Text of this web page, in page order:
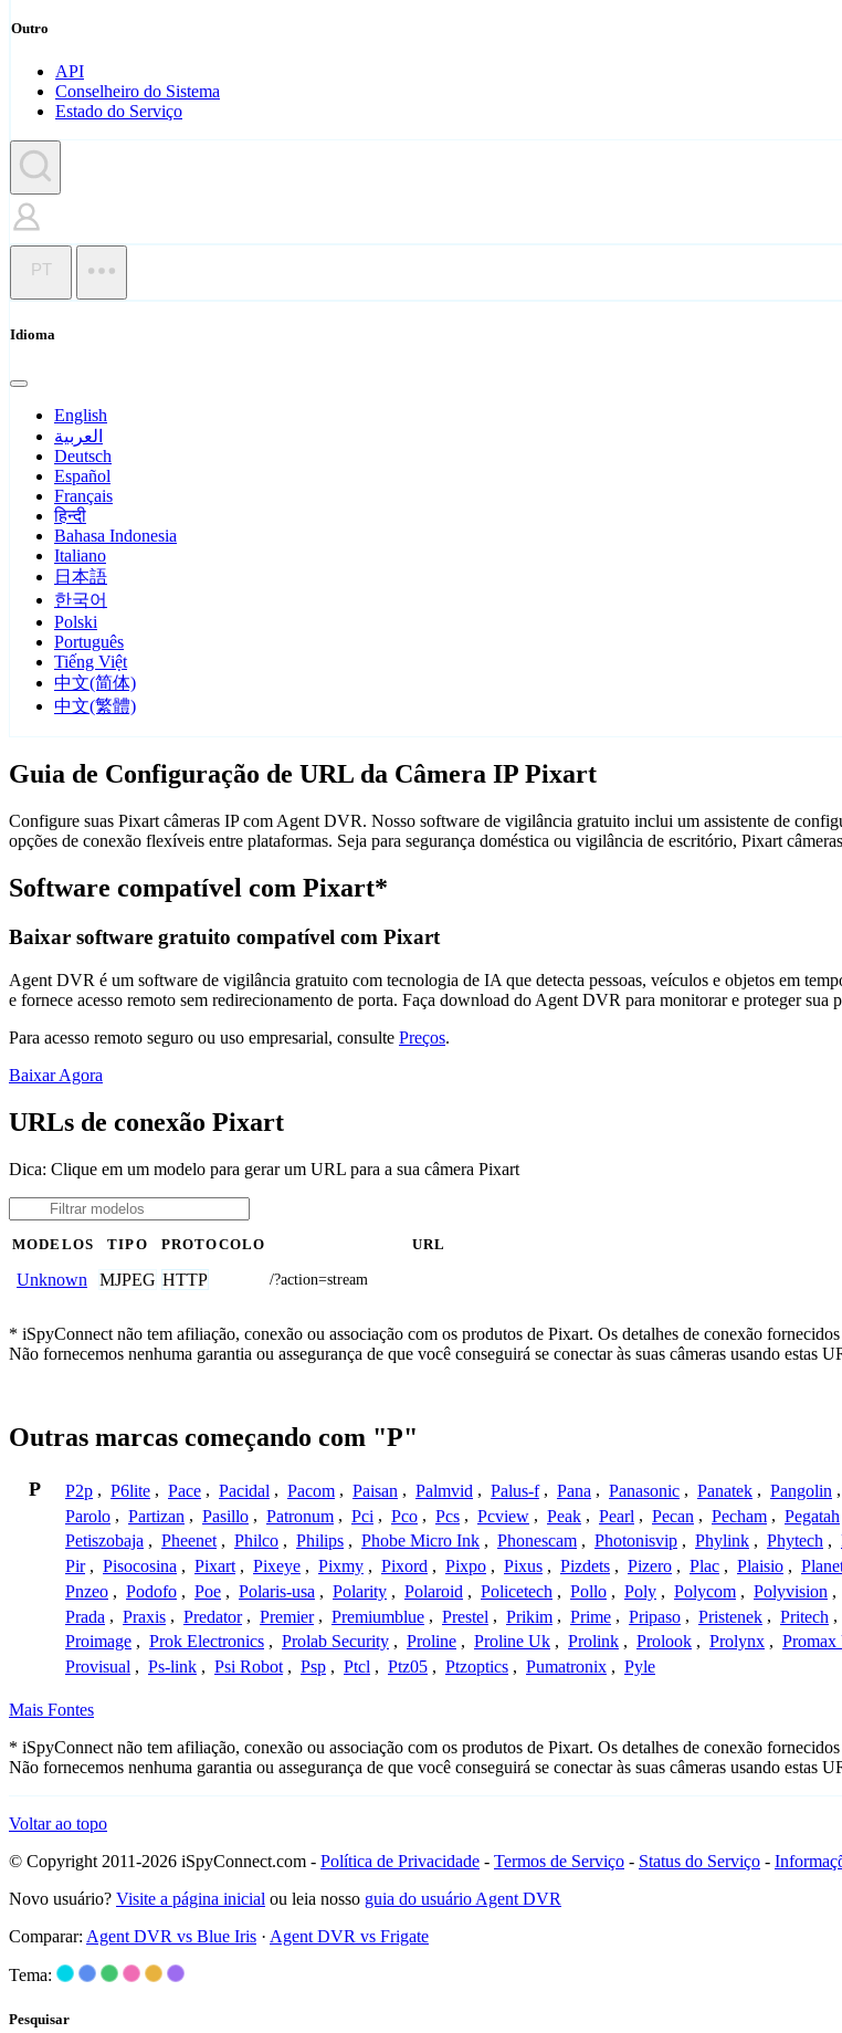
Outro
API
Conselheiro do Sistema
Estado do Serviço
PT
Idioma
English
العربية
Deutsch
Español
Français
हिन्दी
Bahasa Indonesia
Italiano
日本語
한국어
Polski
Português
Tiếng Việt
中文(简体)
中文(繁體)
Guia de Configuração de URL da Câmera IP Pixart
Configure suas Pixart câmeras IP com Agent DVR. Nosso software de vigilância gratuito inclui um assistente de
opções de conexão flexíveis entre plataformas. Seja para segurança doméstica ou vigilância de escritório, Pixart
Software compatível com Pixart*
Baixar software gratuito compatível com Pixart
Agent DVR é um software de vigilância gratuito com tecnologia de IA que detecta pessoas, veículos e objetos em
e fornece acesso remoto sem redirecionamento de porta. Faça download do Agent DVR para monitorar e proteger sua
Para acesso remoto seguro ou uso empresarial, consulte Preços.
Baixar Agora
URLs de conexão Pixart
Dica: Clique em um modelo para gerar um URL para a sua câmera Pixart
MODELOS TIPO PROTOCOLO URL
Unknown MJPEG HTTP /?action=stream
* iSpyConnect não tem afiliação, conexão ou associação com os produtos de Pixart. Os detalhes de conexão
Não fornecemos nenhuma garantia ou assegurança de que você conseguirá se conectar às suas câmeras usando estas
Outras marcas começando com "P"
P P2p , P6lite , Pace , Pacidal , Pacom , Paisan , Palmvid , Palus-f , Pana , Panasonic , Panatek , Pangolin ,
Parolo , Partizan , Pasillo , Patronum , Pci , Pco , Pcs , Pcview , Peak , Pearl , Pecan , Pecham , Pegatah
Petiszobaja , Pheenet , Philco , Philips , Phobe Micro Ink , Phonescam , Photonisvip , Phylink , Phytech ,
Pir , Pisocosina , Pixart , Pixeye , Pixmy , Pixord , Pixpo , Pixus , Pizdets , Pizero , Plac , Plaisio ,
Pnzeo , Podofo , Poe , Polaris-usa , Polarity , Polaroid , Policetech , Pollo , Poly , Polycom , Polyvision ,
Prada , Praxis , Predator , Premier , Premiumblue , Prestel , Prikim , Prime , Pripaso , Pristenek , Pritech ,
Proimage , Prok Electronics , Prolab Security , Proline , Proline Uk , Prolink , Prolook , Prolynx , Promax
Provisual , Ps-link , Psi Robot , Psp , Ptcl , Ptz05 , Ptzoptics , Pumatronix , Pyle
Mais Fontes
* iSpyConnect não tem afiliação, conexão ou associação com os produtos de Pixart. Os detalhes de conexão
Não fornecemos nenhuma garantia ou assegurança de que você conseguirá se conectar às suas câmeras usando estas
Voltar ao topo
© Copyright 2011-2026 iSpyConnect.com - Política de Privacidade - Termos de Serviço - Status do Serviço -
Novo usuário? Visite a página inicial ou leia nosso guia do usuário Agent DVR
Comparar: Agent DVR vs Blue Iris · Agent DVR vs Frigate
Tema:
Pesquisar